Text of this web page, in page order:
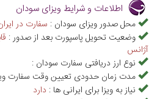
اطلاعات و شرایط ویزای سودان
محل صدور ویزای سودان : سفارت در
وضعیت تحویل پاسپورت بعد از صدور :
آژانس
نوع ارز دریافتی سفارت سودان :
مدت زمان حدودی تعیین وقت سفارت
نیاز به ویزا برای ایرانی ها : دارد